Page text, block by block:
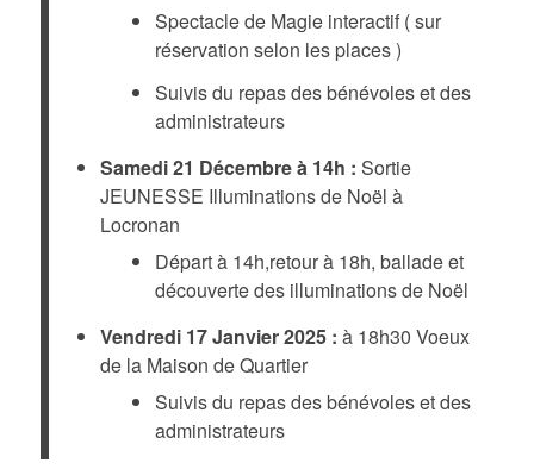
Spectacle de Magie interactif ( sur
réservation selon les places )
Suivis du repas des bénévoles et des
administrateurs
Samedi 21 Décembre à 14h : Sortie
JEUNESSE Illuminations de Noël à
Locronan
Départ à 14h,retour à 18h, ballade et
découverte des illuminations de Noël
Vendredi 17 Janvier 2025 : à 18h30 Voeux
de la Maison de Quartier
Suivis du repas des bénévoles et des
administrateurs